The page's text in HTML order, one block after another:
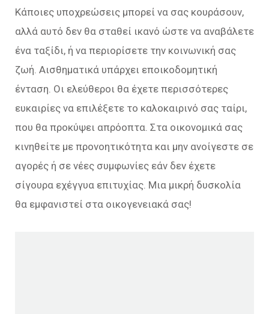
Κάποιες υποχρεώσεις μπορεί να σας κουράσουν,
αλλά αυτό δεν θα σταθεί ικανό ώστε να αναβάλετε
ένα ταξίδι, ή να περιορίσετε την κοινωνική σας
ζωή. Αισθηματικά υπάρχει εποικοδομητική
ένταση. Οι ελεύθεροι θα έχετε περισσότερες
ευκαιρίες να επιλέξετε το καλοκαιρινό σας ταίρι,
που θα προκύψει απρόοπτα. Στα οικονομικά σας
κινηθείτε με προνοητικότητα και μην ανοίγεστε σε
αγορές ή σε νέες συμφωνίες εάν δεν έχετε
σίγουρα εχέγγυα επιτυχίας. Μια μικρή δυσκολία
θα εμφανιστεί στα οικογενειακά σας!